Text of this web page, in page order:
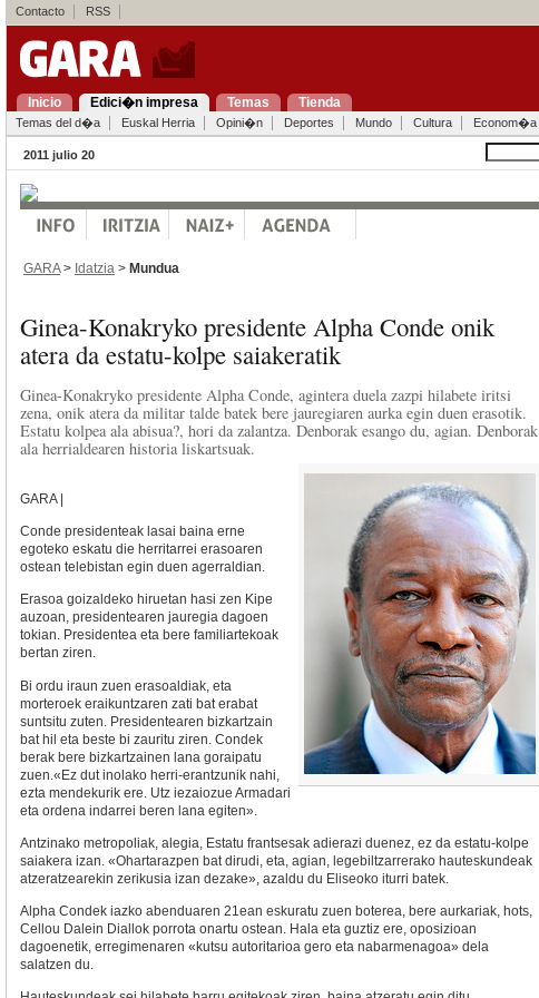
Contacto RSS
Inicio Edici�n impresa Temas Tienda
Temas del d�a Euskal Herria Opini�n Deportes Mundo Cultura Econom�a
2011 julio 20
GARA> Idatzia > Mundua
Ginea-Konakryko presidente Alpha Conde onik
atera da estatu-kolpe saiakeratik
Ginea-Konakryko presidente Alpha Conde, agintera duela zazpi hilabete iritsi
zena, onik atera da militar talde batek bere jauregiaren aurka egin duen erasotik.
Estatu kolpea ala abisua?, hori da zalantza. Denborak esango du, agian. Denborak
ala herrialdearen historia liskartsuak.
GARA |
Conde presidenteak lasai baina erne
egoteko eskatu die herritarrei erasoaren
ostean telebistan egin duen agerraldian.
Erasoa goizaldeko hiruetan hasi zen Kipe
auzoan, presidentearen jauregia dagoen
tokian. Presidentea eta bere familiartekoak
bertan ziren.
Bi ordu iraun zuen erasoaldiak, eta
morteroek eraikuntzaren zati bat erabat
suntsitu zuten. Presidentearen bizkartzain
bat hil eta beste bi zauritu ziren. Condek
berak bere bizkartzainen lana goraipatu
zuen.«Ez dut inolako herri-erantzunik nahi,
ezta mendekurik ere. Utz iezaiozue Armadari
eta ordena indarrei beren lana egiten».
Antzinako metropoliak, alegia, Estatu frantsesak adierazi duenez, ez da estatu-kolpe
saiakera izan. «Ohartarazpen bat dirudi, eta, agian, legebiltzarrerako hauteskundeak
atzeratzearekin zerikusia izan dezake», azaldu du Eliseoko iturri batek.
Alpha Condek iazko abenduaren 21ean eskuratu zuen boterea, bere aurkariak, hots,
Cellou Dalein Diallok porrota onartu ostean. Hala eta guztiz ere, oposizioan
dagoenetik, erregimenaren «kutsu autoritarioa gero eta nabarmenagoa» dela
salatzen du.